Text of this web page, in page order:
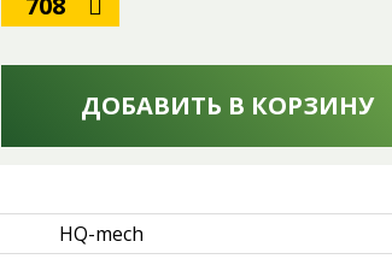
ДОБАВИТЬ В КОРЗИНУ
HQ-mech